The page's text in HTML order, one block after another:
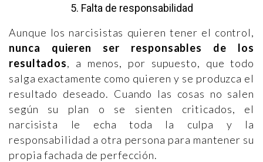
5. Falta de responsabilidad
Aunque los narcisistas quieren tener el control,
nunca quieren ser responsables de los
resultados, a menos, por supuesto, que todo
salga exactamente como quieren y se produzca el
resultado deseado. Cuando las cosas no salen
según su plan o se sienten criticados, el
narcisista le echa toda la culpa y la
responsabilidad a otra persona para mantener su
propia fachada de perfección.